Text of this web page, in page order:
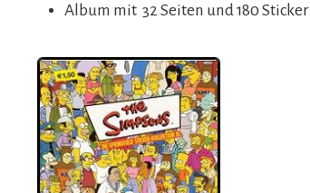
Album mit 32 Seiten und 180 Sticker